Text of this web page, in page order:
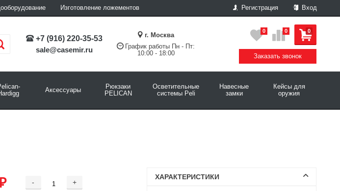
Изготовление ложементов Регистрация Вход
+7 (916) 220-35-53
sale@casemir.ru
г. Москва
График работы Пн - Пт:
10:00 - 18:00
0
0 0
Заказать звонок
Аксессуары
Рюкзаки
PELICAN
Осветительные
системы Peli
Навесные
замки
Кейсы для
оружия
-
+
ХАРАКТЕРИСТИКИ